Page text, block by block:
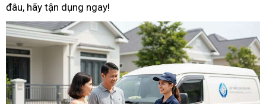
đâu, hãy tận dụng ngay!